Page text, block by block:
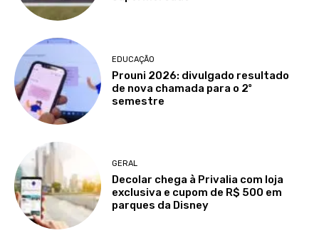
EDUCAÇÃO
Prouni 2026: divulgado resultado
de nova chamada para o 2º
semestre
GERAL
Decolar chega à Privalia com loja
exclusiva e cupom de R$ 500 em
parques da Disney